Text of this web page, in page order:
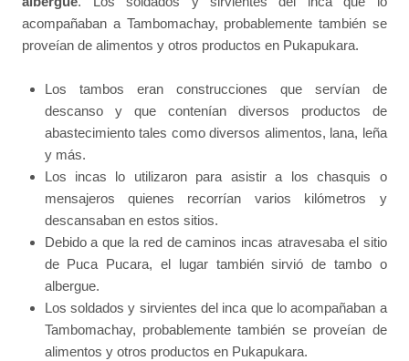
acompañaban a Tambomachay, probablemente también se
proveían de alimentos y otros productos en Pukapukara.
Los tambos eran construcciones que servían de
descanso y que contenían diversos productos de
abastecimiento tales como diversos alimentos, lana, leña
y más.
Los incas lo utilizaron para asistir a los chasquis o
mensajeros quienes recorrían varios kilómetros y
descansaban en estos sitios.
Debido a que la red de caminos incas atravesaba el sitio
de Puca Pucara, el lugar también sirvió de tambo o
albergue.
Los soldados y sirvientes del inca que lo acompañaban a
Tambomachay, probablemente también se proveían de
alimentos y otros productos en Pukapukara.